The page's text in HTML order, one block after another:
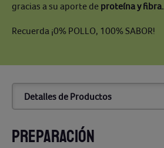
gracias a su aporte de proteína y fibra.
Recuerda ¡0% POLLO, 100% SABOR!
PREPARACIÓN